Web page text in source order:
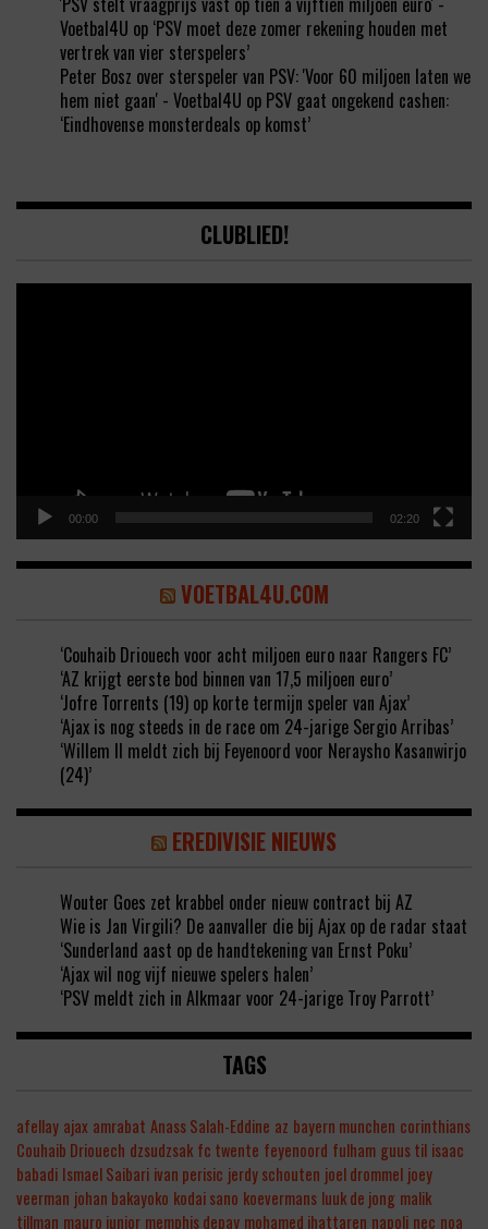
Voetbal4U op ‘PSV moet deze zomer rekening houden met
vertrek van vier sterspelers’
Peter Bosz over sterspeler van PSV: 'Voor 60 miljoen laten we
hem niet gaan' - Voetbal4U op PSV gaat ongekend cashen:
‘Eindhovense monsterdeals op komst’
CLUBLIED!
00:00 02:20
VOETBAL4U.COM
‘Couhaib Driouech voor acht miljoen euro naar Rangers FC’
‘AZ krijgt eerste bod binnen van 17,5 miljoen euro’
‘Jofre Torrents (19) op korte termijn speler van Ajax’
‘Ajax is nog steeds in de race om 24-jarige Sergio Arribas’
‘Willem II meldt zich bij Feyenoord voor Neraysho Kasanwirjo
(24)’
EREDIVISIE NIEUWS
Wouter Goes zet krabbel onder nieuw contract bij AZ
Wie is Jan Virgili? De aanvaller die bij Ajax op de radar staat
‘Sunderland aast op de handtekening van Ernst Poku’
‘Ajax wil nog vijf nieuwe spelers halen’
‘PSV meldt zich in Alkmaar voor 24-jarige Troy Parrott’
TAGS
afellay ajax amrabat Anass Salah-Eddine az bayern munchen corinthians
Couhaib Driouech dzsudzsak fc twente feyenoord fulham guus til isaac
babadi Ismael Saibari ivan perisic jerdy schouten joel drommel joey
veerman johan bakayoko kodai sano koevermans luuk de jong malik
tillman mauro junior memphis depay mohamed ihattaren napoli nec noa